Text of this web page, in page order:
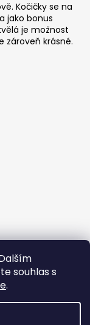
souhlas s
.
Kočičky se na
jako bonus
je možnost
zároveň krásné.